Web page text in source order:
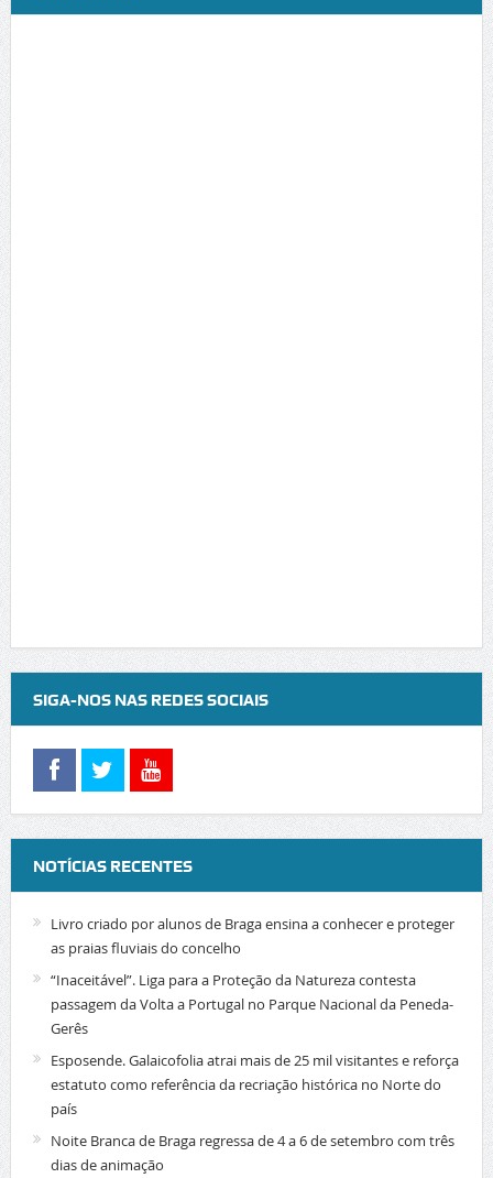
SIGA-NOS NAS REDES SOCIAIS
NOTÍCIAS RECENTES
Livro criado por alunos de Braga ensina a conhecer e proteger
as praias fluviais do concelho
“Inaceitável”. Liga para a Proteção da Natureza contesta
passagem da Volta a Portugal no Parque Nacional da Peneda-
Gerês
Esposende. Galaicofolia atrai mais de 25 mil visitantes e reforça
estatuto como referência da recriação histórica no Norte do
país
Noite Branca de Braga regressa de 4 a 6 de setembro com três
dias de animação